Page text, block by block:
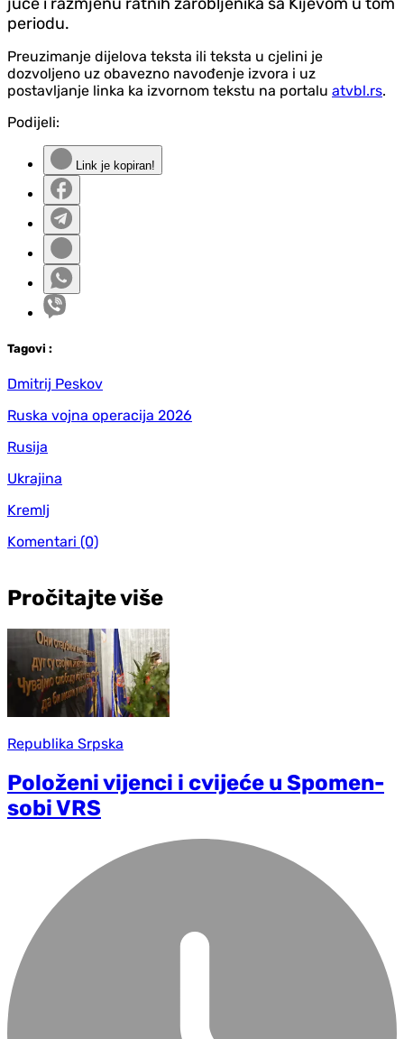
periodu.
Preuzimanje dijelova teksta ili teksta u cjelini je
dozvoljeno uz obavezno navođenje izvora i uz
postavljanje linka ka izvornom tekstu na portalu atvbl.rs.
Podijeli:
Link je kopiran!
Tagovi :
Dmitrij Peskov
Ruska vojna operacija 2026
Rusija
Ukrajina
Kremlj
Komentari (0)
Pročitajte više
Republika Srpska
Položeni vijenci i cvijeće u Spomen-
sobi VRS